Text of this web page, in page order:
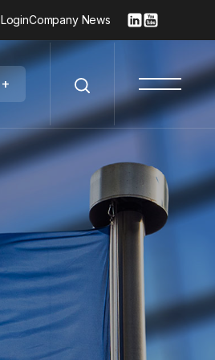
LoginCompany News
+